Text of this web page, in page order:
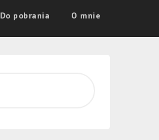
Do pobrania O mnie